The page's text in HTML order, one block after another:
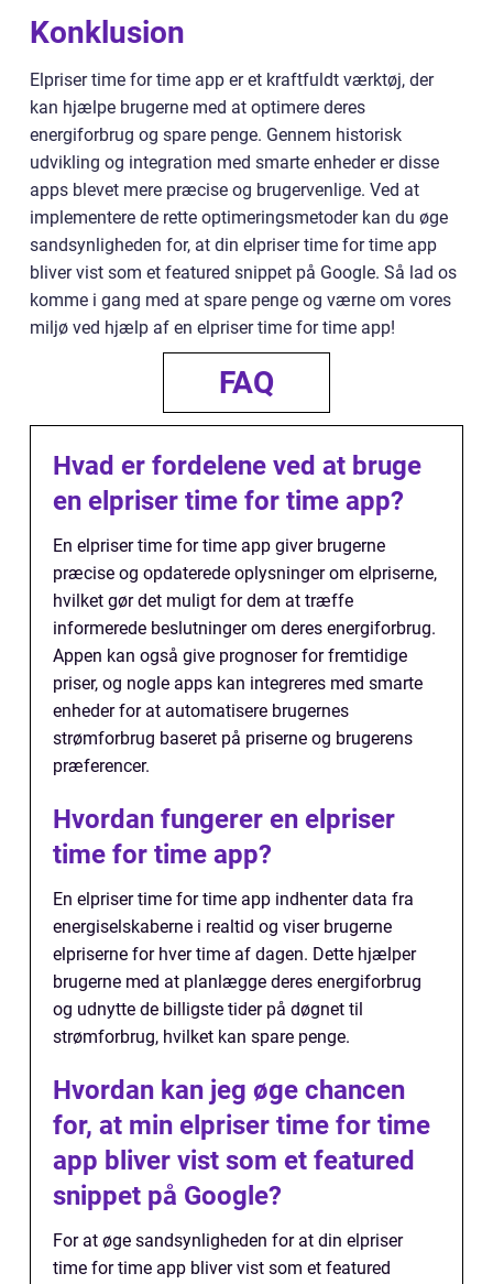
Konklusion
Elpriser time for time app er et kraftfuldt værktøj, der
kan hjælpe brugerne med at optimere deres
energiforbrug og spare penge. Gennem historisk
udvikling og integration med smarte enheder er disse
apps blevet mere præcise og brugervenlige. Ved at
implementere de rette optimeringsmetoder kan du øge
sandsynligheden for, at din elpriser time for time app
bliver vist som et featured snippet på Google. Så lad os
komme i gang med at spare penge og værne om vores
miljø ved hjælp af en elpriser time for time app!
FAQ
Hvad er fordelene ved at bruge
en elpriser time for time app?
En elpriser time for time app giver brugerne
præcise og opdaterede oplysninger om elpriserne,
hvilket gør det muligt for dem at træffe
informerede beslutninger om deres energiforbrug.
Appen kan også give prognoser for fremtidige
priser, og nogle apps kan integreres med smarte
enheder for at automatisere brugernes
strømforbrug baseret på priserne og brugerens
præferencer.
Hvordan fungerer en elpriser
time for time app?
En elpriser time for time app indhenter data fra
energiselskaberne i realtid og viser brugerne
elpriserne for hver time af dagen. Dette hjælper
brugerne med at planlægge deres energiforbrug
og udnytte de billigste tider på døgnet til
strømforbrug, hvilket kan spare penge.
Hvordan kan jeg øge chancen
for, at min elpriser time for time
app bliver vist som et featured
snippet på Google?
For at øge sandsynligheden for at din elpriser
time for time app bliver vist som et featured